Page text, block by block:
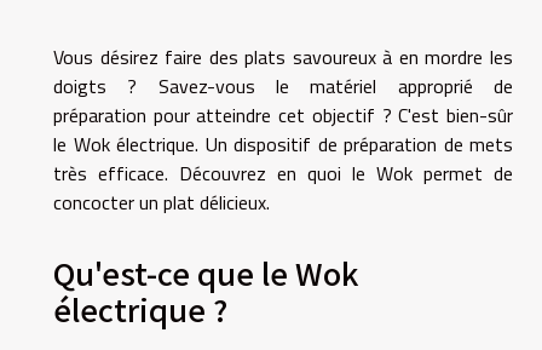
Vous désirez faire des plats savoureux à en mordre les
doigts ? Savez-vous le matériel approprié de
préparation pour atteindre cet objectif ? C'est bien-sûr
le Wok électrique. Un dispositif de préparation de mets
très efficace. Découvrez en quoi le Wok permet de
concocter un plat délicieux.
Qu'est-ce que le Wok
électrique ?